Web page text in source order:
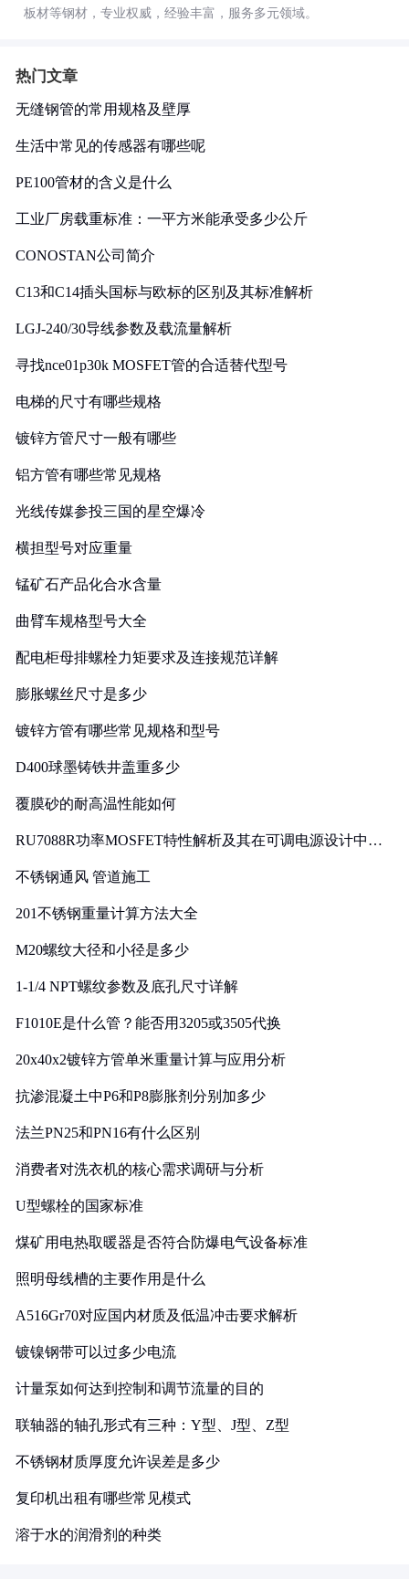
板材等钢材，专业权威，经验丰富，服务多元领域。
热门文章
无缝钢管的常用规格及壁厚
生活中常见的传感器有哪些呢
PE100管材的含义是什么
工业厂房载重标准：一平方米能承受多少公斤
CONOSTAN公司简介
C13和C14插头国标与欧标的区别及其标准解析
LGJ-240/30导线参数及载流量解析
寻找nce01p30k MOSFET管的合适替代型号
电梯的尺寸有哪些规格
镀锌方管尺寸一般有哪些
铝方管有哪些常见规格
光线传媒参投三国的星空爆冷
横担型号对应重量
锰矿石产品化合水含量
曲臂车规格型号大全
配电柜母排螺栓力矩要求及连接规范详解
膨胀螺丝尺寸是多少
镀锌方管有哪些常见规格和型号
D400球墨铸铁井盖重多少
覆膜砂的耐高温性能如何
RU7088R功率MOSFET特性解析及其在可调电源设计中的
不锈钢通风 管道施工
201不锈钢重量计算方法大全
M20螺纹大径和小径是多少
1-1/4 NPT螺纹参数及底孔尺寸详解
F1010E是什么管？能否用3205或3505代换
20x40x2镀锌方管单米重量计算与应用分析
抗渗混凝土中P6和P8膨胀剂分别加多少
法兰PN25和PN16有什么区别
消费者对洗衣机的核心需求调研与分析
U型螺栓的国家标准
煤矿用电热取暖器是否符合防爆电气设备标准
照明母线槽的主要作用是什么
A516Gr70对应国内材质及低温冲击要求解析
镀镍钢带可以过多少电流
计量泵如何达到控制和调节流量的目的
联轴器的轴孔形式有三种：Y型、J型、Z型
不锈钢材质厚度允许误差是多少
复印机出租有哪些常见模式
溶于水的润滑剂的种类